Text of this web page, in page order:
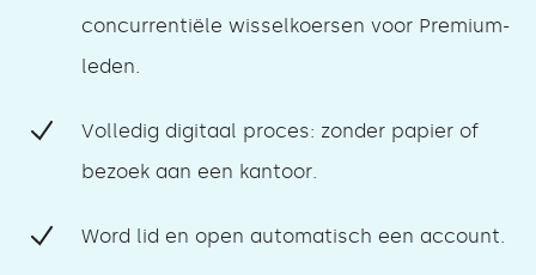
concurrentiële wisselkoersen voor Premium-
leden.
Volledig digitaal proces: zonder papier of
bezoek aan een kantoor.
Word lid en open automatisch een account.